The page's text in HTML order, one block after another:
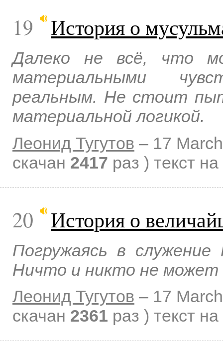
19 История о
Далеко не всё, что
материальными
реальным. Не стоит
материальной логикой.
Леонид Тугутов – 17
скачан 2417 раз ) текст
20 История о
Погружаясь в
Ничто и никто не может
Леонид Тугутов – 17
скачан 2361 раз ) текст